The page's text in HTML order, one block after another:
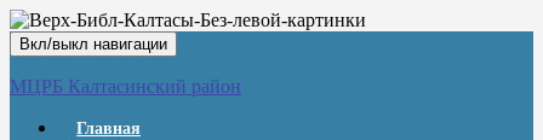
Вкл/выкл навигации
МЦРБ Калтасинский район
Главная